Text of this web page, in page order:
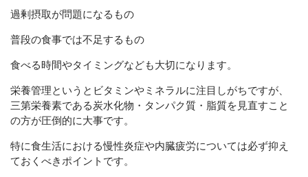
過剰摂取が問題になるもの
普段の食事では不足するもの
食べる時間やタイミングなども大切になります。
栄養管理というとビタミンやミネラルに注目しがちですが、
三第栄養素である炭水化物・タンパク質・脂質を見直すこと
の方が圧倒的に大事です。
特に食生活における慢性炎症や内臓疲労については必ず抑え
ておくべきポイントです。